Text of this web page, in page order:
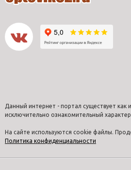
Данный интернет - портал существует
исключительно ознакомительный
На сайте используются cookie файлы.
Политика конфиденциальности